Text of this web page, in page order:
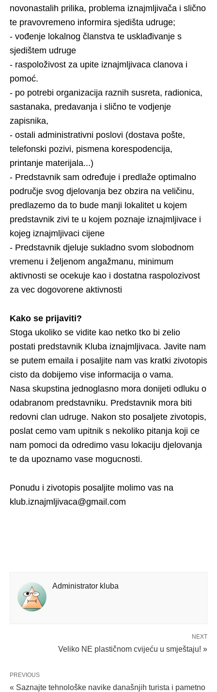
novonastalih prilika, problema iznajmljivača i slično
te pravovremeno informira sjedišta udruge;
- vođenje lokalnog članstva te usklađivanje s
sjedištem udruge
- raspoloživost za upite iznajmljivaca clanova i
pomoć.
- po potrebi organizacija raznih susreta, radionica,
sastanaka, predavanja i slično te vodjenje
zapisnika,
- ostali administrativni poslovi (dostava pošte,
telefonski pozivi, pismena korespodencija,
printanje materijala...)
- Predstavnik sam određuje i predlaže optimalno
područje svog djelovanja bez obzira na veličinu,
predlazemo da to bude manji lokalitet u kojem
predstavnik zivi te u kojem poznaje iznajmljivace i
kojeg iznajmljivaci cijene
- Predstavnik djeluje sukladno svom slobodnom
vremenu i željenom angažmanu, minimum
aktivnosti se ocekuje kao i dostatna raspolozivost
za vec dogovorene aktivnosti
Kako se prijaviti?
Stoga ukoliko se vidite kao netko tko bi zelio
postati predstavnik Kluba iznajmljivaca. Javite nam
se putem emaila i posaljite nam vas kratki zivotopis
cisto da dobijemo vise informacija o vama.
Nasa skupstina jednoglasno mora donijeti odluku o
odabranom predstavniku. Predstavnik mora biti
redovni clan udruge. Nakon sto posaljete zivotopis,
poslat cemo vam upitnik s nekoliko pitanja koji ce
nam pomoci da odredimo vasu lokaciju djelovanja
te da upoznamo vase mogucnosti.
Ponudu i zivotopis posaljite molimo vas na
klub.iznajmljivaca@gmail.com
Administrator kluba
NEXT
Veliko NE plastičnom cvijeću u smještaju! »
PREVIOUS
« Saznajte tehnološke navike današnjih turista i pametno